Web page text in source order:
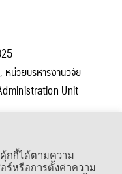
, หน่วยบริหารงานวิจัย
Unit
กกี้ได้ตามความ
ร์หรือการตั้งค่าความ